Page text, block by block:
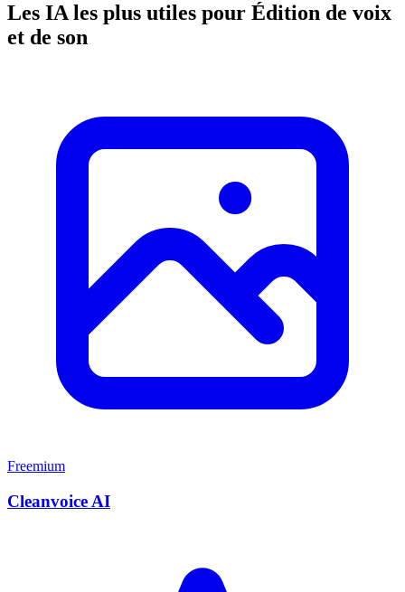
Les IA les plus utiles pour Édition de voix
et de son
Freemium
Cleanvoice AI